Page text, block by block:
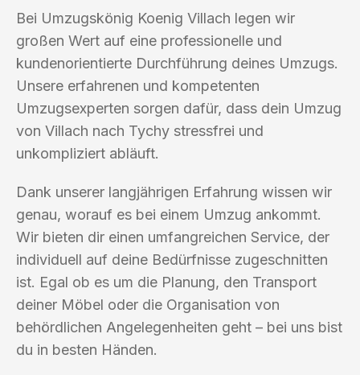
Bei Umzugskönig Koenig Villach legen wir
großen Wert auf eine professionelle und
kundenorientierte Durchführung deines Umzugs.
Unsere erfahrenen und kompetenten
Umzugsexperten sorgen dafür, dass dein Umzug
von Villach nach Tychy stressfrei und
unkompliziert abläuft.
Dank unserer langjährigen Erfahrung wissen wir
genau, worauf es bei einem Umzug ankommt.
Wir bieten dir einen umfangreichen Service, der
individuell auf deine Bedürfnisse zugeschnitten
ist. Egal ob es um die Planung, den Transport
deiner Möbel oder die Organisation von
behördlichen Angelegenheiten geht – bei uns bist
du in besten Händen.